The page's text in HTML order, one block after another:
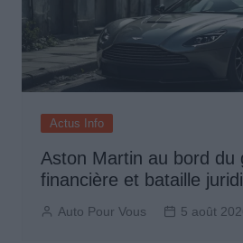
Actus Info
Aston Martin au bord du
financière et bataille
Auto Pour Vous 5 août